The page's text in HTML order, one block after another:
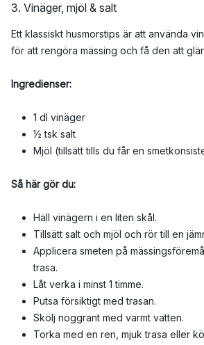
3. Vinäger, mjöl & salt
Ett klassiskt husmorstips är att använda
för att rengöra mässing och få den att
Ingredienser:
1 dl vinäger
½ tsk salt
Mjöl (tillsätt tills du får en
Så här gör du:
Häll vinägern i en liten skål.
Tillsätt salt och mjöl och rör till en
Applicera smeten på
trasa.
Låt verka i minst 1 timme.
Putsa försiktigt med trasan.
Skölj noggrant med varmt vatten.
Torka med en ren, mjuk trasa eller